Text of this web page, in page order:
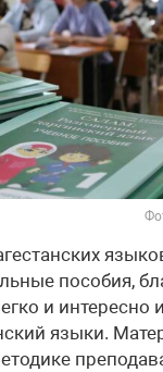
пособия,
и интересно
языки.